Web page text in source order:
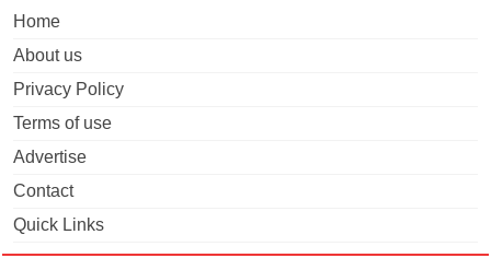
Home
About us
Privacy Policy
Terms of use
Advertise
Contact
Quick Links